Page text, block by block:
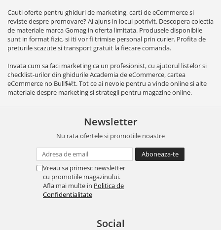
Cauti oferte pentru ghiduri de marketing, carti de eCommerce si
reviste despre promovare? Ai ajuns in locul potrivit. Descopera colectia
de materiale marca Gomag in oferta limitata. Produsele disponibile
sunt in format fizic, si iti vor fi trimise personal prin curier. Profita de
preturile scazute si transport gratuit la fiecare comanda.
Invata cum sa faci marketing ca un profesionist, cu ajutorul listelor si
checklist-urilor din ghidurile Academia de eCommerce, cartea
eCommerce no Bull$#!t. Tot ce ai nevoie pentru a vinde online si alte
materiale despre marketing si strategii pentru magazine online.
Newsletter
Nu rata ofertele si promotiile noastre
Vreau sa primesc newsletter
cu promotiile magazinului.
Afla mai multe in Politica de
Confidentialitate
Social